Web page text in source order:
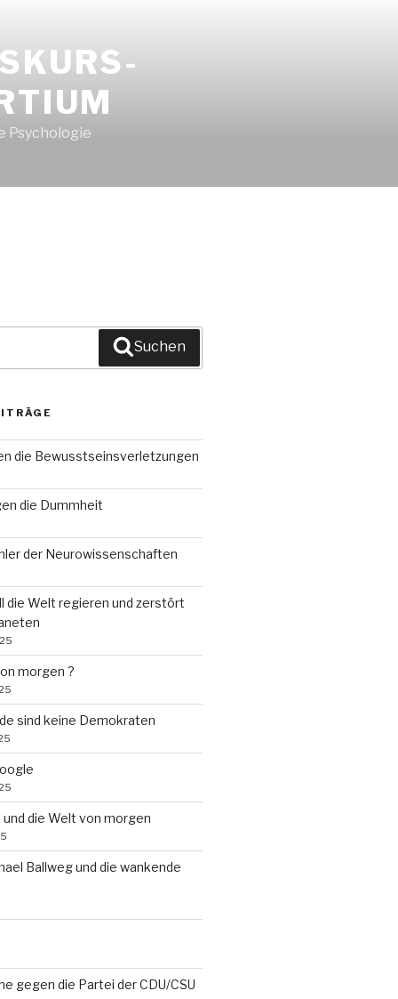
Psychologie
Suchen
die Bewusstseinsverletzungen
die Dummheit
der Neurowissenschaften
die Welt regieren und zerstört
morgen ?
sind keine Demokraten
und die Welt von morgen
Ballweg und die wankende
gegen die Partei der CDU/CSU